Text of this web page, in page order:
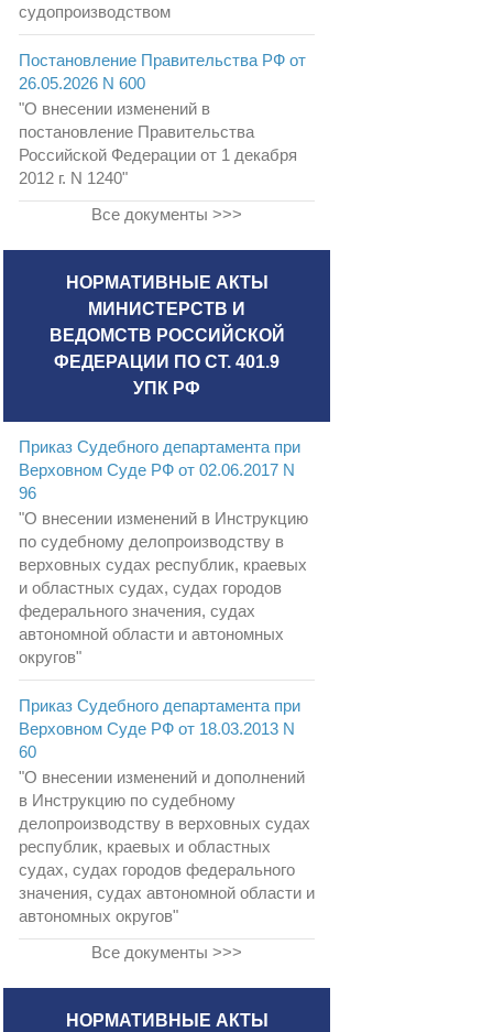
судопроизводством
Постановление Правительства РФ от
26.05.2026 N 600
"О внесении изменений в
постановление Правительства
Российской Федерации от 1 декабря
2012 г. N 1240"
Все документы >>>
НОРМАТИВНЫЕ АКТЫ
МИНИСТЕРСТВ И
ВЕДОМСТВ РОССИЙСКОЙ
ФЕДЕРАЦИИ ПО СТ. 401.9
УПК РФ
Приказ Судебного департамента при
Верховном Суде РФ от 02.06.2017 N
96
"О внесении изменений в Инструкцию
по судебному делопроизводству в
верховных судах республик, краевых
и областных судах, судах городов
федерального значения, судах
автономной области и автономных
округов"
Приказ Судебного департамента при
Верховном Суде РФ от 18.03.2013 N
60
"О внесении изменений и дополнений
в Инструкцию по судебному
делопроизводству в верховных судах
республик, краевых и областных
судах, судах городов федерального
значения, судах автономной области и
автономных округов"
Все документы >>>
НОРМАТИВНЫЕ АКТЫ